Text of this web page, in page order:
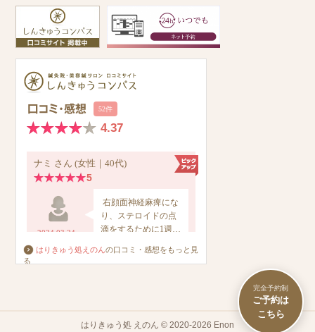
はりきゅう処えのんの口コミ・感想をもっと見
る
はりきゅう処 えのん © 2020-2026 Enon
完全予約制